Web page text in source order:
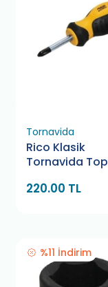
Tornavida
Rico Klasik
Tornavida
220.00 TL
%11 İndirim